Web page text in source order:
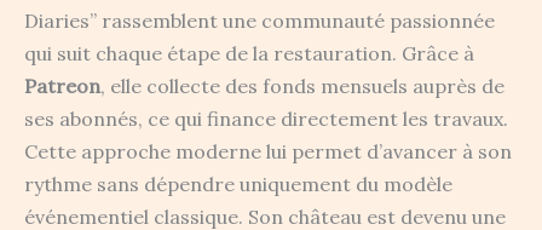
Diaries” rassemblent une communauté passionnée
qui suit chaque étape de la restauration. Grâce à
Patreon, elle collecte des fonds mensuels auprès de
ses abonnés, ce qui finance directement les travaux.
Cette approche moderne lui permet d’avancer à son
rythme sans dépendre uniquement du modèle
événementiel classique. Son château est devenu une